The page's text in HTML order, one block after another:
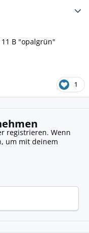
B "opalgrün"
1
registrieren. Wenn
, um mit deinem